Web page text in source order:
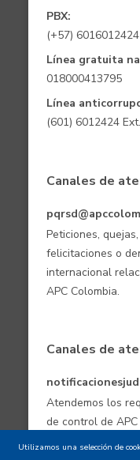
PBX:
(+57) 6016012424
Línea gratuita
018000413795
Línea
(601) 6012424
Canales de
Peticiones,
felicitaciones o
internacional
APC Colombia.
Canales de
Atendemos los
de control de APC
Utilizamos una selección de